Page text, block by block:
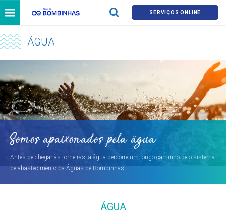
SERVIÇOS ONLINE
ÁGUA
Somos apaixonados pela água
Antes de chegar às torneiras, a água percorre um longo caminho pelo sistema
de abastecimento da Águas de Bombinhas.
ÁGUA